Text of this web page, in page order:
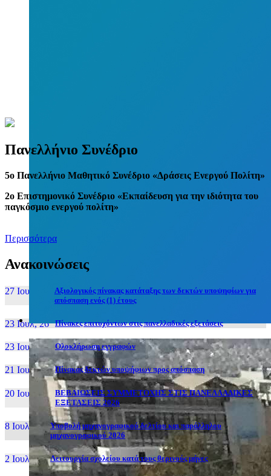
Πανελλήνιο Συνέδριο
5o Πανελλήνιο Μαθητικό Συνέδριο «Δράσεις Ενεργού Πολίτη»
2ο Επιστημονικό Συνέδριο «Εκπαίδευση για την ιδιότητα του
παγκόσμιο ενεργού πολίτη»
Περισσότερα
Ανακοινώσεις
27 Ιουν, 26
Αξιολογικός πίνακας κατάταξης των δεκτών υποψηφίων για
απόσπαση ενός (1) έτους
23 Ιουλ, 26 Πίνακες επιτυχόντων στις πανελλαδικές εξετάσεις
23 Ιουλ, 26 Ολοκλήρωση εγγραφών
21 Ιουλ, 26 Πίνακας δεκτών υποψήφιων προς απόσπαση
20 Ιουλ, 26
ΒΕΒΑΙΩΣΕΙΣ ΣΥΜΜΕΤΟΧΗΣ ΣΤΙΣ ΠΑΝΕΛΛΑΔΙΚΕΣ
ΕΞΕΤΑΣΕΙΣ 2026
8 Ιουλ, 26
Υποβολή μηχανογραφικού δελτίου και παράλληλου
μηχανογραφικού 2026
2 Ιουλ, 26 Λειτουργία σχολείου κατά τους θερινούς μήνες